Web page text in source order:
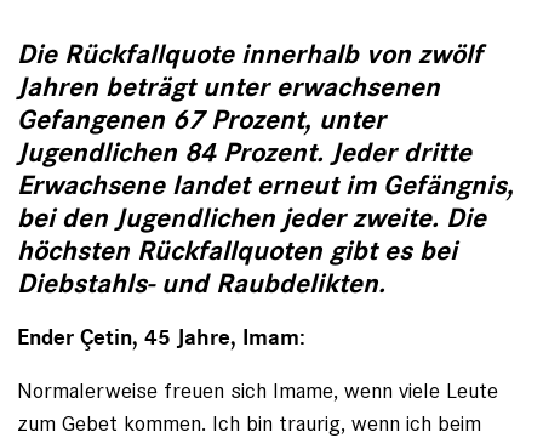
Die Rückfallquote innerhalb von zwölf
Jahren beträgt unter erwachsenen
Gefangenen 67 Prozent, unter
Jugendlichen 84 Prozent. Jeder dritte
Erwachsene landet erneut im Gefängnis,
bei den Jugendlichen jeder zweite. Die
höchsten Rückfallquoten gibt es bei
Diebstahls- und Raubdelikten.
Ender Çetin, 45 Jahre, Imam:
Normalerweise freuen sich Imame, wenn viele ­Leute
zum Gebet kommen. Ich bin traurig, wenn ich beim